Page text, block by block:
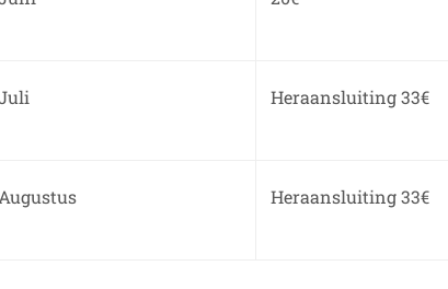
Heraansluiting 33€
Augustus Heraansluiting 33€